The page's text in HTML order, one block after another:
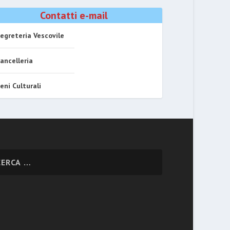
Contatti e-mail
Vescovile
Culturali